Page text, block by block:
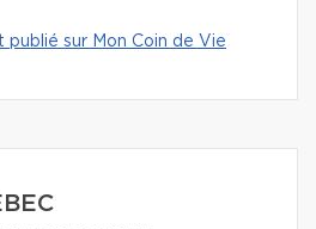
sur Mon Coin de Vie